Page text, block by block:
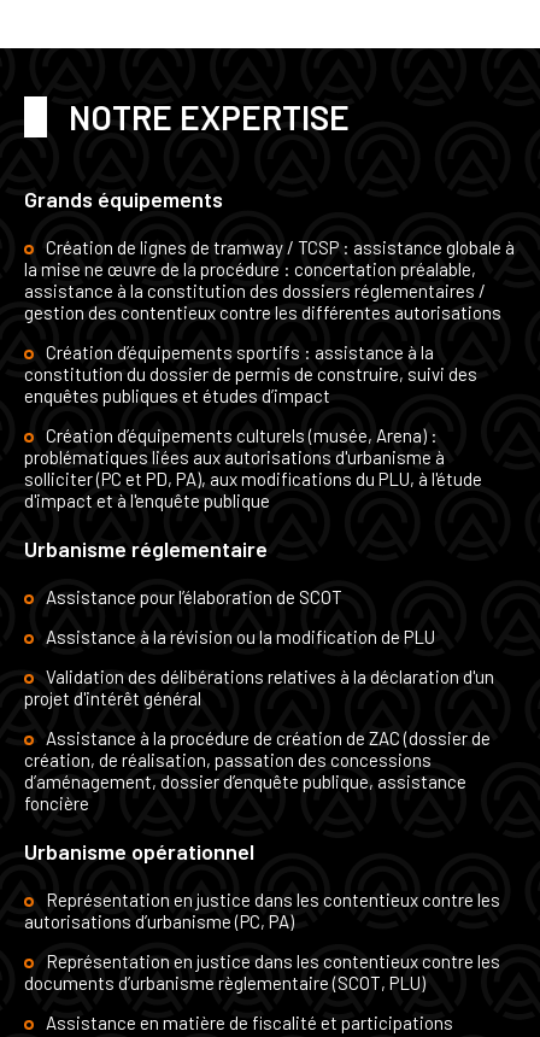
NOTRE EXPERTISE
Grands équipements
Création de lignes de tramway / TCSP : assistance globale à
la mise ne œuvre de la procédure : concertation préalable,
assistance à la constitution des dossiers réglementaires /
gestion des contentieux contre les différentes autorisations
Création d’équipements sportifs : assistance à la
constitution du dossier de permis de construire, suivi des
enquêtes publiques et études d’impact
Création d’équipements culturels (musée, Arena) :
problématiques liées aux autorisations d'urbanisme à
solliciter (PC et PD, PA), aux modifications du PLU, à l'étude
d'impact et à l'enquête publique
Urbanisme réglementaire
Assistance pour l’élaboration de SCOT
Assistance à la révision ou la modification de PLU
Validation des délibérations relatives à la déclaration d'un
projet d'intérêt général
Assistance à la procédure de création de ZAC (dossier de
création, de réalisation, passation des concessions
d’aménagement, dossier d’enquête publique, assistance
foncière
Urbanisme opérationnel
Représentation en justice dans les contentieux contre les
autorisations d’urbanisme (PC, PA)
Représentation en justice dans les contentieux contre les
documents d’urbanisme règlementaire (SCOT, PLU)
Assistance en matière de fiscalité et participations